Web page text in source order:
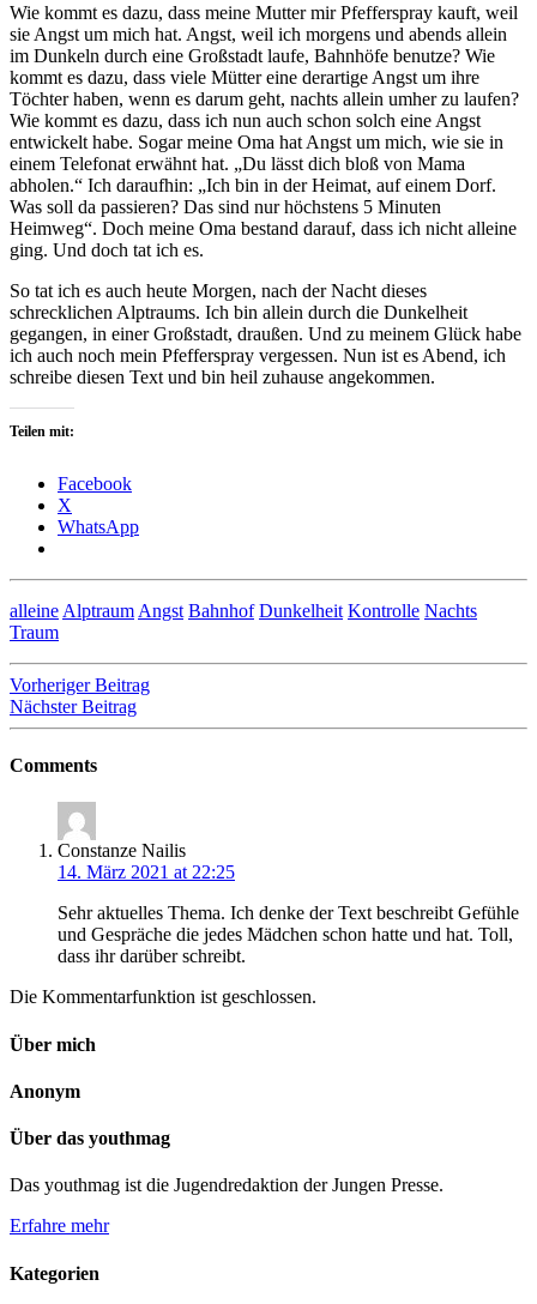
Wie kommt es dazu, dass meine Mutter mir Pfefferspray kauft, weil
sie Angst um mich hat. Angst, weil ich morgens und abends allein
im Dunkeln durch eine Großstadt laufe, Bahnhöfe benutze? Wie
kommt es dazu, dass viele Mütter eine derartige Angst um ihre
Töchter haben, wenn es darum geht, nachts allein umher zu laufen?
Wie kommt es dazu, dass ich nun auch schon solch eine Angst
entwickelt habe. Sogar meine Oma hat Angst um mich, wie sie in
einem Telefonat erwähnt hat. „Du lässt dich bloß von Mama
abholen.“ Ich daraufhin: „Ich bin in der Heimat, auf einem Dorf.
Was soll da passieren? Das sind nur höchstens 5 Minuten
Heimweg“. Doch meine Oma bestand darauf, dass ich nicht alleine
ging. Und doch tat ich es.
So tat ich es auch heute Morgen, nach der Nacht dieses
schrecklichen Alptraums. Ich bin allein durch die Dunkelheit
gegangen, in einer Großstadt, draußen. Und zu meinem Glück habe
ich auch noch mein Pfefferspray vergessen. Nun ist es Abend, ich
schreibe diesen Text und bin heil zuhause angekommen.
Teilen mit:
Facebook
X
WhatsApp
alleine Alptraum Angst Bahnhof Dunkelheit Kontrolle Nachts
Traum
Beitragsnavigation
Vorheriger Beitrag
Nächster Beitrag
Comments
Constanze Nailis
14. März 2021 at 22:25
Sehr aktuelles Thema. Ich denke der Text beschreibt Gefühle
und Gespräche die jedes Mädchen schon hatte und hat. Toll,
dass ihr darüber schreibt.
Die Kommentarfunktion ist geschlossen.
Über mich
Anonym
Über das youthmag
Das youthmag ist die Jugendredaktion der Jungen Presse.
Erfahre mehr
Kategorien